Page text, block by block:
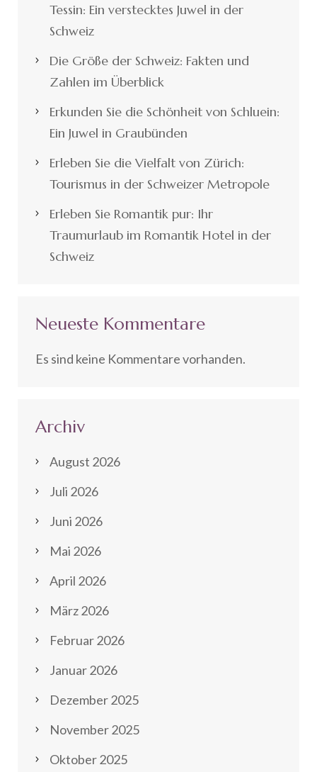
Tessin: Ein verstecktes Juwel in der
Schweiz
Die Größe der Schweiz: Fakten und
Zahlen im Überblick
Erkunden Sie die Schönheit von Schluein:
Ein Juwel in Graubünden
Erleben Sie die Vielfalt von Zürich:
Tourismus in der Schweizer Metropole
Erleben Sie Romantik pur: Ihr
Traumurlaub im Romantik Hotel in der
Schweiz
Neueste Kommentare
Es sind keine Kommentare vorhanden.
Archiv
August 2026
Juli 2026
Juni 2026
Mai 2026
April 2026
März 2026
Februar 2026
Januar 2026
Dezember 2025
November 2025
Oktober 2025